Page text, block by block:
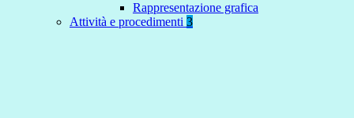
Rappresentazione grafica
Attività e procedimenti 3